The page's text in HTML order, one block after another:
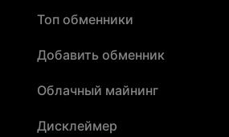
Топ обменники
Добавить обменник
Облачный майнинг
Дисклеймер